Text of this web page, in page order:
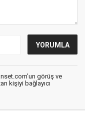
görüş ve
kişiyi bağlayıcı